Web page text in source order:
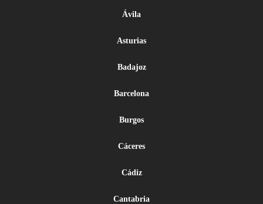
Ávila
Asturias
Badajoz
Barcelona
Burgos
Cáceres
Cádiz
Cantabria